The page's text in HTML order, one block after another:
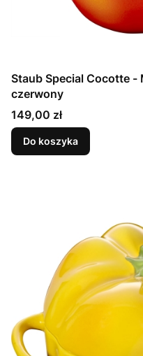
Staub Special Cocotte
czerwony
Cena
149,00 zł
Do koszyka